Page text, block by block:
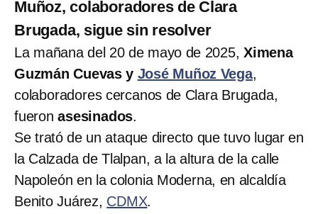
Muñoz, colaboradores de Clara
Brugada, sigue sin resolver
La mañana del 20 de mayo de 2025, Ximena
Guzmán Cuevas y José Muñoz Vega,
colaboradores cercanos de Clara Brugada,
fueronasesinados.
Se trató de un ataque directo que tuvo lugar en
la Calzada de Tlalpan, a la altura de la calle
Napoleón en la colonia Moderna, en alcaldía
Benito Juárez, CDMX.